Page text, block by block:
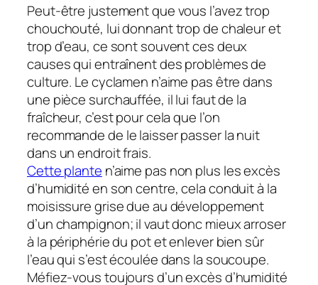
Peut-être justement que vous l’avez trop
chouchouté, lui donnant trop de chaleur et
trop d’eau, ce sont souvent ces deux
causes qui entraînent des problèmes de
culture. Le cyclamen n’aime pas être dans
une pièce surchauffée, il lui faut de la
fraîcheur, c’est pour cela que l’on
recommande de le laisser passer la nuit
dans un endroit frais.
Cette plante n’aime pas non plus les excès
d’humidité en son centre, cela conduit à la
moisissure grise due au développement
d’un champignon; il vaut donc mieux arroser
à la périphérie du pot et enlever bien sûr
l’eau qui s’est écoulée dans la soucoupe.
Méfiez-vous toujours d’un excès d’humidité